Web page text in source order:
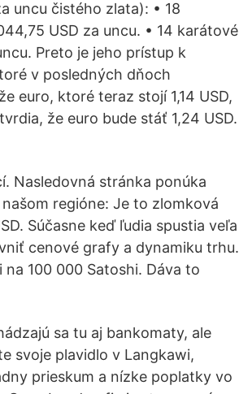
uncu čistého zlata): • 18
USD za uncu. • 14 karátové
Preto je jeho prístup k
v posledných dňoch
euro, ktoré teraz stojí 1,14 USD,
že euro bude stáť 1,24 USD.
Nasledovná stránka ponúka
regióne: Je to zlomková
Súčasne keď ľudia spustia veľa
cenové grafy a dynamiku trhu.
100 000 Satoshi. Dáva to
sa tu aj bankomaty, ale
svoje plavidlo v Langkawi,
prieskum a nízke poplatky vo